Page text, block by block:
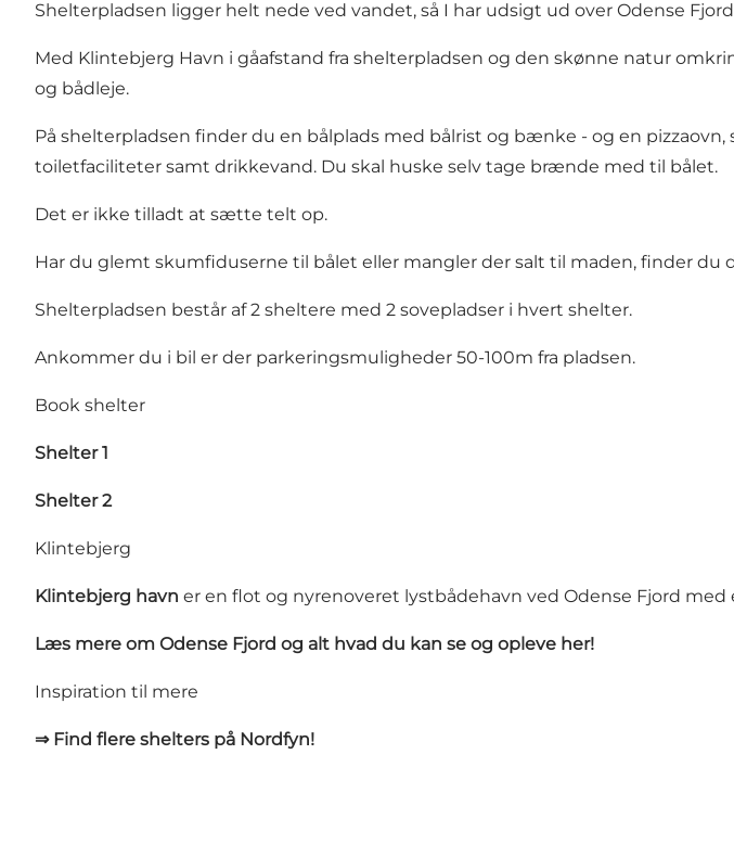
Shelterpladsen ligger helt nede ved vandet, så I har udsigt ud over Odense
Med Klintebjerg Havn i gåafstand fra shelterpladsen og den skønne natur
og bådleje.
På shelterpladsen finder du en bålplads med bålrist og bænke - og en
toiletfaciliteter samt drikkevand. Du skal huske selv tage brænde med til bålet.
Det er ikke tilladt at sætte telt op.
Har du glemt skumfiduserne til bålet eller mangler der salt til maden, finder
Shelterpladsen består af 2 sheltere med 2 sovepladser i hvert shelter.
Ankommer du i bil er der parkeringsmuligheder 50-100m fra pladsen.
Book shelter
Shelter 1
Shelter 2
Klintebjerg
Klintebjerg havn er en flot og nyrenoveret lystbådehavn ved Odense Fjord med
Læs mere om Odense Fjord og alt hvad du kan se og opleve her!
Inspiration til mere
⇒ Find flere shelters på Nordfyn!